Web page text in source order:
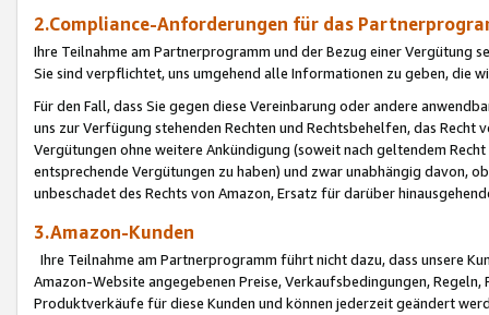
2.Compliance-Anforderungen für das
Ihre Teilnahme am Partnerprogramm und der Bezug einer Vergütung
Sie sind verpflichtet, uns umgehend alle Informationen zu geben, die
Für den Fall, dass Sie gegen diese Vereinbarung oder andere
uns zur Verfügung stehenden Rechten und Rechtsbehelfen, das
Vergütungen ohne weitere Ankündigung (soweit nach geltendem
entsprechende Vergütungen zu haben) und zwar unabhängig davon,
unbeschadet des Rechts von Amazon, Ersatz für darüber
3.Amazon-Kunden
Ihre Teilnahme am Partnerprogramm führt nicht dazu, dass unsere
Amazon-Website angegebenen Preise, Verkaufsbedingungen,
Produktverkäufe für diese Kunden und können jederzeit geändert